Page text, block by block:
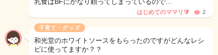
はじめてのママリ🔰 2
子育て・グッズ
和光堂のホワイトソースをもらったのですがどんなレシ
ピに使ってますか？？